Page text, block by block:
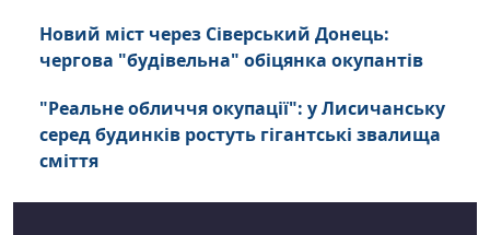
Новий міст через Сіверський Донець:
чергова "будівельна" обіцянка окупантів
"Реальне обличчя окупації": у Лисичанську
серед будинків ростуть гігантські звалища
сміття